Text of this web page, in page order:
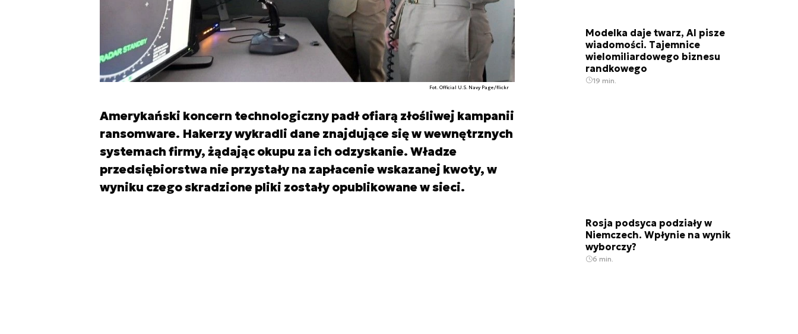
Fot. Official U.S. Navy Page/flickr
Amerykański koncern technologiczny padł ofiarą złośliwej kampanii
ransomware. Hakerzy wykradli dane znajdujące się w wewnętrznych
systemach firmy, żądając okupu za ich odzyskanie. Władze
przedsiębiorstwa nie przystały na zapłacenie wskazanej kwoty, w
wyniku czego skradzione pliki zostały opublikowane w sieci.
Modelka daje twarz, AI pisze
wiadomości. Tajemnice
wielomiliardowego biznesu
randkowego
19 min.
Rosja podsyca podziały w
Niemczech. Wpłynie na wynik
wyborczy?
6 min.